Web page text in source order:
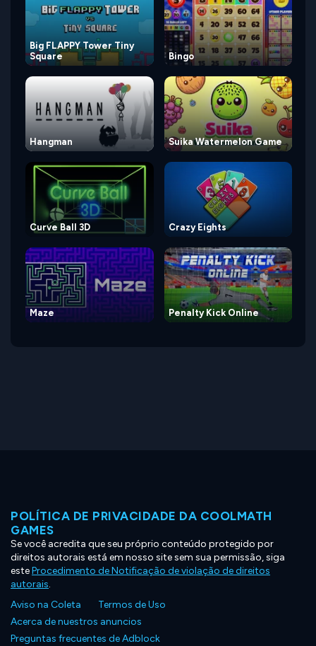
Big FLAPPY Tower Tiny
Square
Bingo
Hangman Suika Watermelon Game
Curve Ball 3D Crazy Eights
Maze Penalty Kick Online
POLÍTICA DE PRIVACIDADE DA COOLMATH
GAMES
Se você acredita que seu próprio conteúdo protegido por
direitos autorais está em nosso site sem sua permissão, siga
esteProcedimento de Notificação de violação de direitos
autorais.
Aviso na Coleta
Termos de Uso
Acerca de nuestros anuncios
Preguntas frecuentes de Adblock